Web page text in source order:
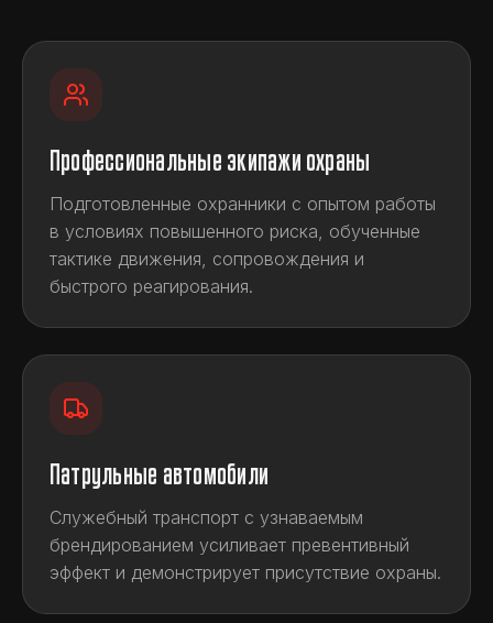
Профессиональные экипажи охраны
Подготовленные охранники с опытом работы
в условиях повышенного риска, обученные
тактике движения, сопровождения и
быстрого реагирования.
Патрульные автомобили
Служебный транспорт с узнаваемым
брендированием усиливает превентивный
эффект и демонстрирует присутствие охраны.